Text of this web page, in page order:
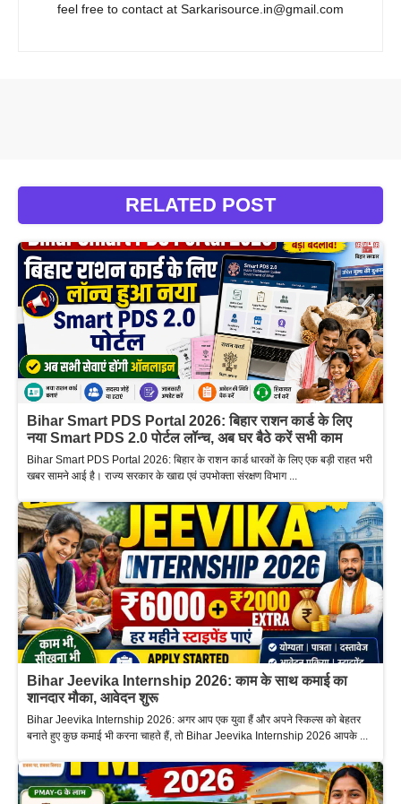
feel free to contact at Sarkarisource.in@gmail.com
RELATED POST
Bihar Smart PDS Portal 2026: बिहार राशन कार्ड के लिए
नया Smart PDS 2.0 पोर्टल लॉन्च, अब घर बैठे करें सभी काम
Bihar Smart PDS Portal 2026: बिहार के राशन कार्ड धारकों के लिए एक बड़ी राहत भरी
खबर सामने आई है। राज्य सरकार के खाद्य एवं उपभोक्ता संरक्षण विभाग ...
Bihar Jeevika Internship 2026: काम के साथ कमाई का
शानदार मौका, आवेदन शुरू
Bihar Jeevika Internship 2026: अगर आप एक युवा हैं और अपने स्किल्स को बेहतर
बनाते हुए कुछ कमाई भी करना चाहते हैं, तो Bihar Jeevika Internship 2026 आपके ...